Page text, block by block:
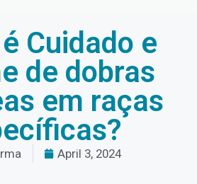
Cuidado e
de dobras
em raças
April 3, 2024